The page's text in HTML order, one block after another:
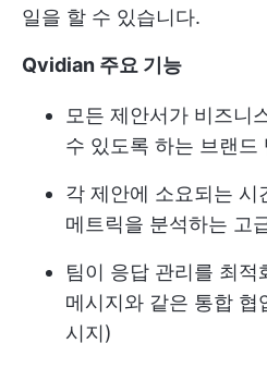
일을 할 수 있습니다.
Qvidian 주요 기능
모든 제안서가 비즈니
수 있도록 하는 브랜드
각 제안에 소요되는 시
메트릭을 분석하는 고
팀이 응답 관리를 최적
메시지와 같은 통합 협
시지)